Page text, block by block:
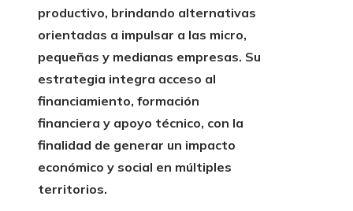
productivo, brindando alternativas
orientadas a impulsar a las micro,
pequeñas y medianas empresas. Su
estrategia integra acceso al
financiamiento, formación
financiera y apoyo técnico, con la
finalidad de generar un impacto
económico y social en múltiples
territorios.